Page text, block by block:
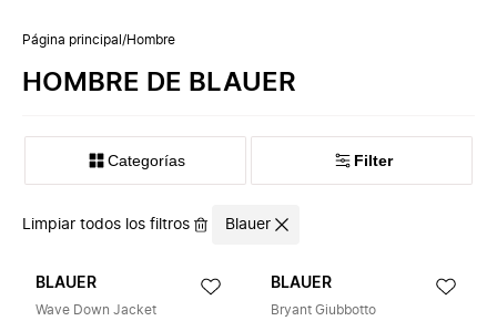
Página principal /Hombre
HOMBRE DE BLAUER
Categorías Filter
Limpiar todos los filtros Blauer
BLAUER
Wave Down Jacket
BLAUER
Bryant Giubbotto